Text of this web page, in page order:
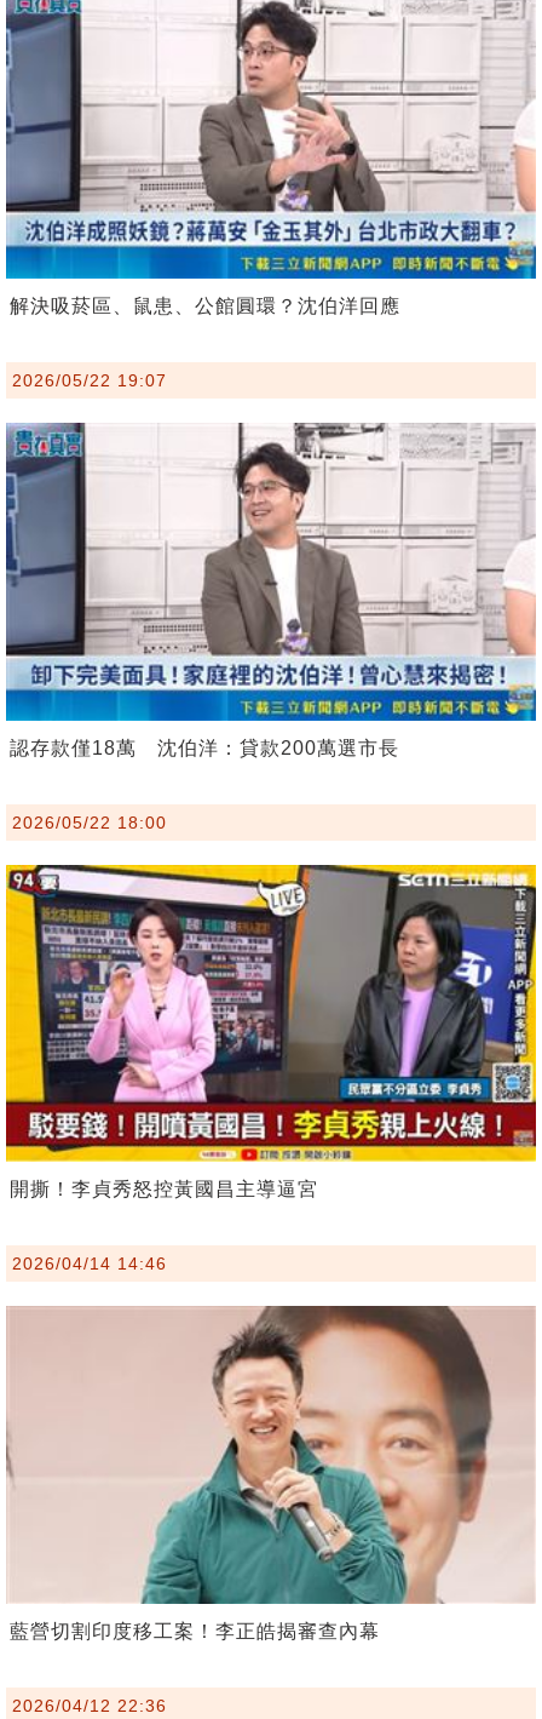
解決吸菸區、鼠患、公館圓環？沈伯洋回應
2026/05/22 19:07
認存款僅18萬 沈伯洋：貸款200萬選市長
2026/05/22 18:00
開撕！李貞秀怒控黃國昌主導逼宮
2026/04/14 14:46
藍營切割印度移工案！李正皓揭審查內幕
2026/04/12 22:36